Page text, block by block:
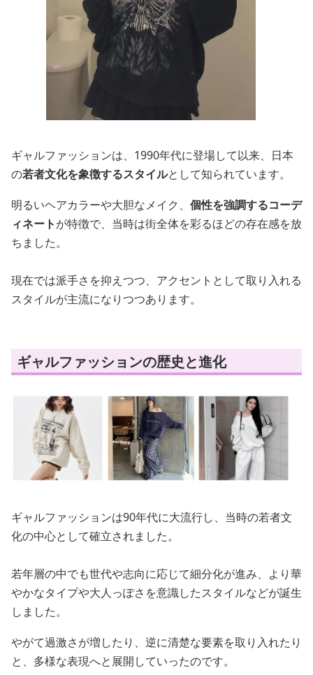
ギャルファッションは、1990年代に登場して以来、日本
の若者文化を象徴するスタイルとして知られています。
明るいヘアカラーや大胆なメイク、 個性を強調するコーデ
ィネートが特徴で、当時は街全体を彩るほどの存在感を放
ちました。
現在では派手さを抑えつつ、アクセントとして取り入れる
スタイルが主流になりつつあります。
ギャルファッションの歴史と進化
ギャルファッションは90年代に大流行し、当時の若者文
化の中心として確立されました。
若年層の中でも世代や志向に応じて細分化が進み、より華
やかなタイプや大人っぽさを意識したスタイルなどが誕生
しました。
やがて過激さが増したり、逆に清楚な要素を取り入れたり
と、多様な表現へと展開していったのです。